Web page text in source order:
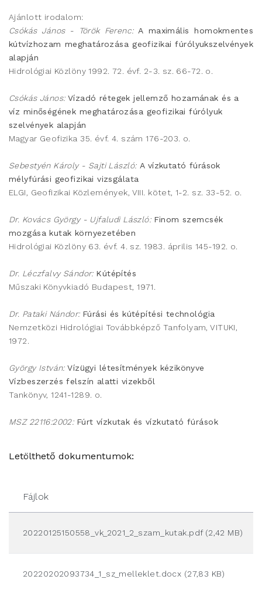
Ajánlott irodalom:
Csókás János - Török Ferenc: A maximális homokmentes
kútvízhozam meghatározása geofizikai fúrólyukszelvények
alapján
Hidrológiai Közlöny 1992. 72. évf. 2-3. sz. 66-72. o.
Csókás János: Vízadó rétegek jellemző hozamának és a
víz minőségének meghatározása geofizikai fúrólyuk
szelvények alapján
Magyar Geofizika 35. évf. 4. szám 176-203. o.
Sebestyén Károly - Sajti László:A vízkutató fúrások
mélyfúrási geofizikai vizsgálata
ELGI, Geofizikai Közlemények, VIII. kötet, 1-2. sz. 33-52. o.
Dr. Kovács György - Ujfaludi László: Finom szemcsék
mozgása kutak környezetében
Hidrológiai Közlöny 63. évf. 4. sz. 1983. április 145-192. o.
Dr. Léczfalvy Sándor: Kútépítés
Műszaki Könyvkiadó Budapest, 1971.
Dr. Pataki Nándor: Fúrási és kútépítési technológia
Nemzetközi Hidrológiai Továbbképző Tanfolyam, VITUKI,
1972.
György István: Vízügyi létesítmények kézikönyve
Vízbeszerzés felszín alatti vizekből
Tankönyv, 1241-1289. o.
MSZ 22116:2002: Fúrt vízkutak és vízkutató fúrások
Letölthető dokumentumok:
Fájlok
20220125150558_vk_2021_2_szam_kutak.pdf (2,42 MB)
20220202093734_1_sz_melleklet.docx (27,83 KB)